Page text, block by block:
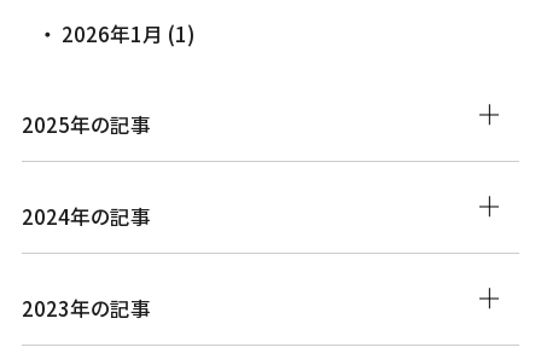
2026年1月 (1)
2025年の記事
2024年の記事
2023年の記事